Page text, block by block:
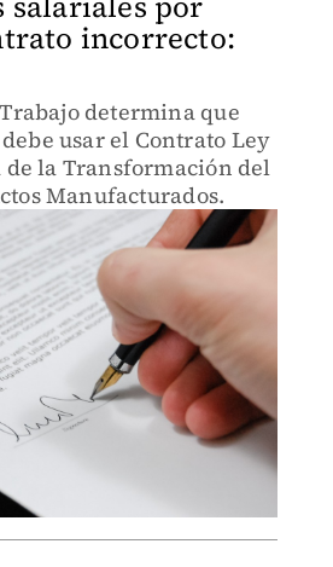
incorrecto:
determina que
usar el Contrato Ley
la Transformación del
Manufacturados.